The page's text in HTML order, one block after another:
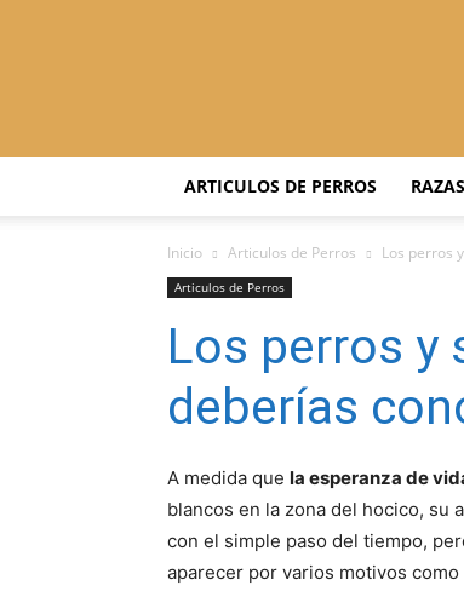
ARTICULOS DE PERROS
Inicio Articulos de Perros Los perros
Articulos de Perros
Los perros y
deberías
A medida que la esperanza de
blancos en la zona del hocico,
con el simple paso del tiempo,
aparecer por varios motivos